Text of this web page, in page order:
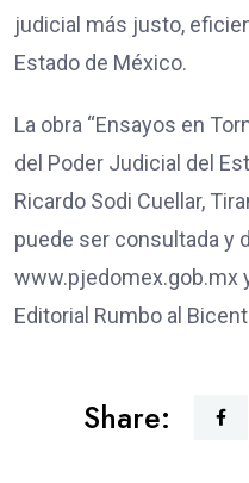
judicial más justo,
Estado de México.
La obra “Ensayos en
del Poder Judicial del
Ricardo Sodi Cuellar,
puede ser consultada y
www.pjedomex.gob.mx
Editorial Rumbo al
Share: